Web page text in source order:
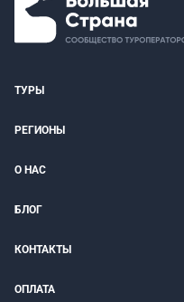
ТУРЫ
РЕГИОНЫ
О НАС
БЛОГ
КОНТАКТЫ
ОПЛАТА